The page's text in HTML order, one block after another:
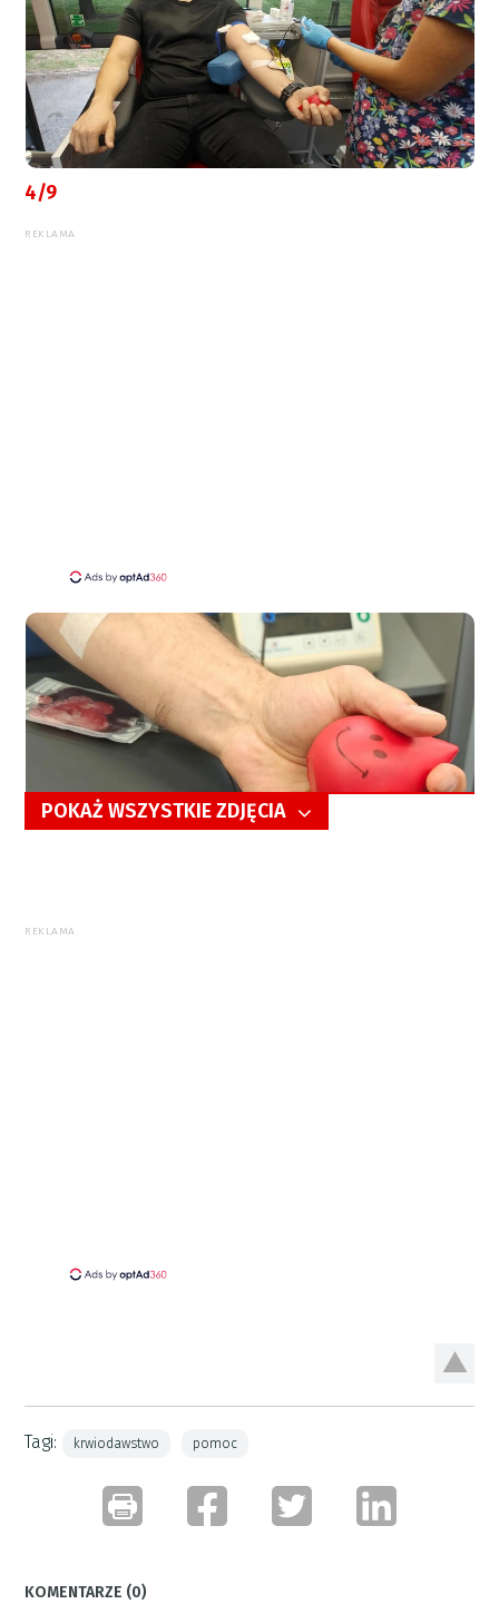
4/9
REKLAMA
POKAŻ WSZYSTKIE ZDJĘCIA
REKLAMA
Tagi: krwiodawstwo pomoc
KOMENTARZE (0)